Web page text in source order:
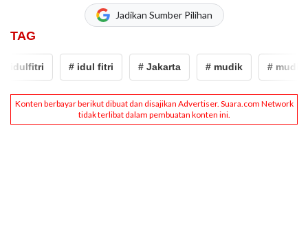
Jadikan Sumber Pilihan
TAG
# idul fitri # Jakarta # mudik # mudik